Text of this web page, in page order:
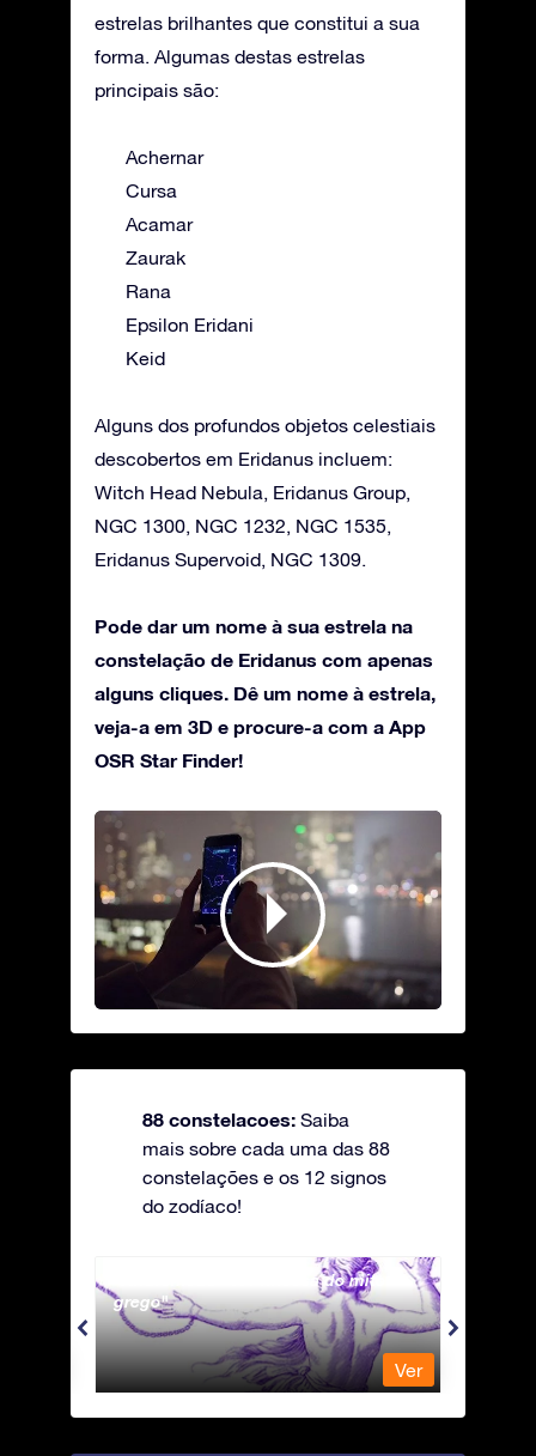
estrelas brilhantes que constitui a sua
forma. Algumas destas estrelas
principais são:
Achernar
Cursa
Acamar
Zaurak
Rana
Epsilon Eridani
Keid
Alguns dos profundos objetos celestiais
descobertos em Eridanus incluem:
Witch Head Nebula, Eridanus Group,
NGC 1300, NGC 1232, NGC 1535,
Eridanus Supervoid, NGC 1309.
Pode dar um nome à sua estrela na
constelação de Eridanus com apenas
alguns cliques. Dê um nome à estrela,
veja-a em 3D e procure-a com a App
OSR Star Finder!
88 constelacoes: Saiba
mais sobre cada uma das 88
constelações e os 12 signos
do zodíaco!
Andromeda - A Princesa do mito
grego
Ver